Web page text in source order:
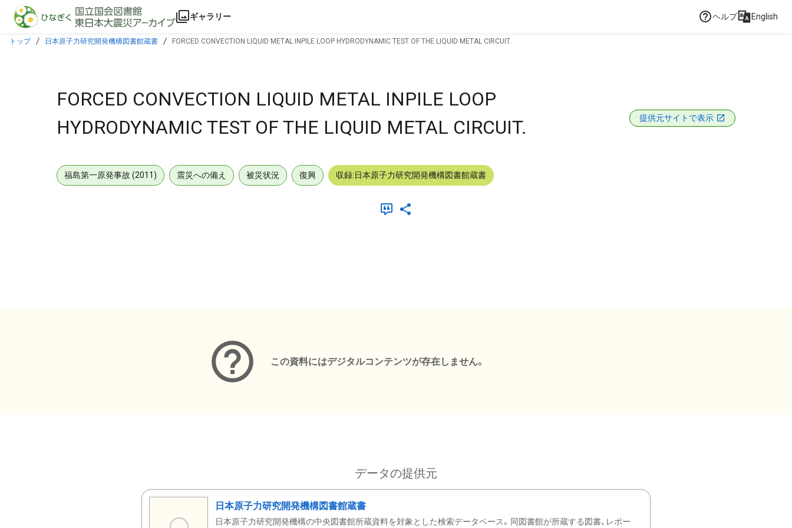
本文に飛ぶ
ギャラリー ヘルプ English
トップ 日本原子力研究開発機構図書館蔵書 FORCED CONVECTION LIQUID METAL INPILE LOOP HYDRODYNAMIC TEST OF THE LIQUID METAL CIRCUIT.
FORCED CONVECTION LIQUID METAL INPILE LOOP
HYDRODYNAMIC TEST OF THE LIQUID METAL CIRCUIT.
提供元サイトで表示
福島第一原発事故 (2011) 震災への備え 被災状況 復興 収録:日本原子力研究開発機構図書館蔵書
この資料にはデジタルコンテンツが存在しません。
データの提供元
日本原子力研究開発機構図書館蔵書
日本原子力研究開発機構の中央図書館所蔵資料を対象とした検索データベース。同図書館が所蔵する図書、レポー